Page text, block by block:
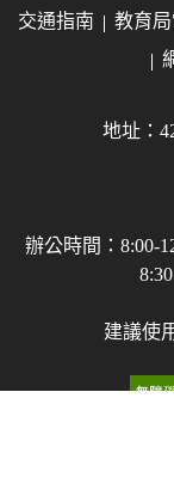
交通指南 教育
地址：
辦公時間：8:00-
建議使